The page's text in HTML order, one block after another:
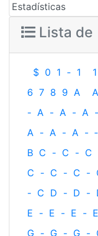
Estadísticas
Lista de
$ 0 1 - 1 1
6 7 8 9 A A
- A - A - A -
A - A - A - ‐
B C - C - C
C - C - C -
- C D - D -
E - E - E - E
G - G - G -